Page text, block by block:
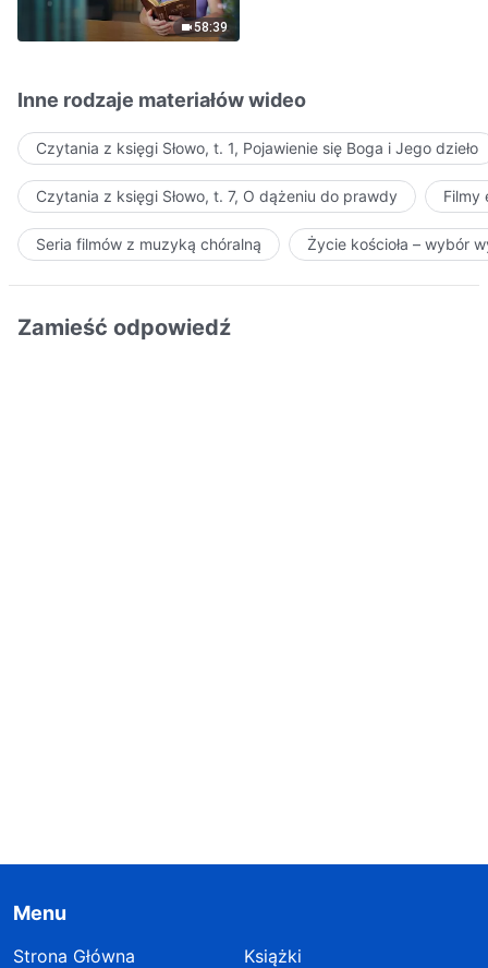
58:39
Inne rodzaje materiałów wideo
Czytania z księgi Słowo, t. 1, Pojawienie się Boga i Jego dzieło
Czytania z księgi Słowo, t. 7, O dążeniu do prawdy Filmy
Seria filmów z muzyką chóralną Życie kościoła – wybór
Zamieść odpowiedź
Menu
Strona Główna
Książki